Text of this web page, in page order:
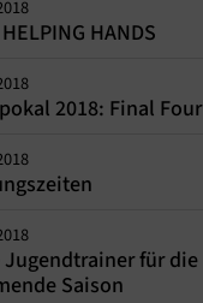
HELPING HANDS
2018: Final Four
Jugendtrainer für die
Saison